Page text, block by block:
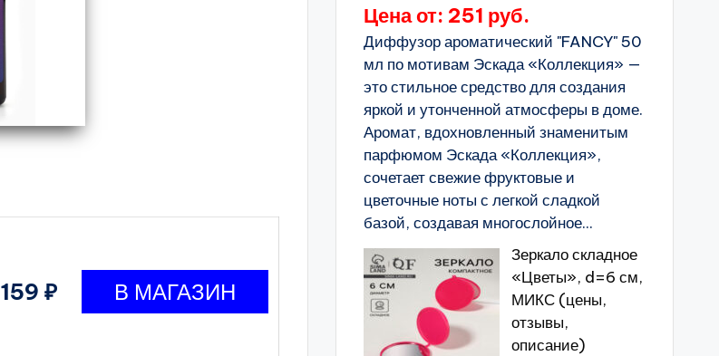
159 ₽
Цена от: 251 руб.
Диффузор ароматический "FANCY" 50
мл по мотивам Эскада «Коллекция» —
это стильное средство для создания
яркой и утонченной атмосферы в доме.
Аромат, вдохновленный знаменитым
парфюмом Эскада «Коллекция»,
сочетает свежие фруктовые и
цветочные ноты с легкой сладкой
базой, создавая многослойное...
Зеркало складное
«Цветы», d=6 см,
МИКС (цены,
отзывы,
описание)